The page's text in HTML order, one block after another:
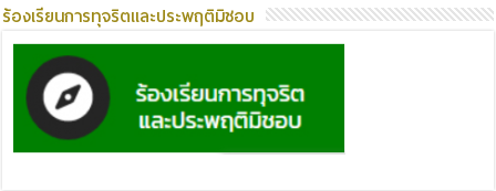
ร้องเรียนการทุจริตและประพฤติมิชอบ